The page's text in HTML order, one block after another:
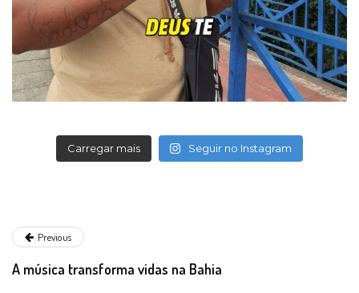
Carregar mais Seguir no Instagram
Previous
A música transforma vidas na Bahia